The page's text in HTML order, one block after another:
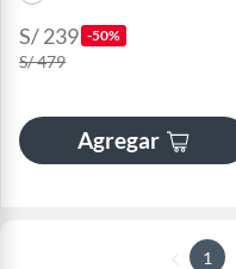
S/ 239 -50%
S/ 479
Agregar
1